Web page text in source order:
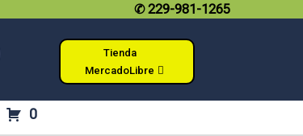
✆229-981-1265
Tienda
MercadoLibre
0